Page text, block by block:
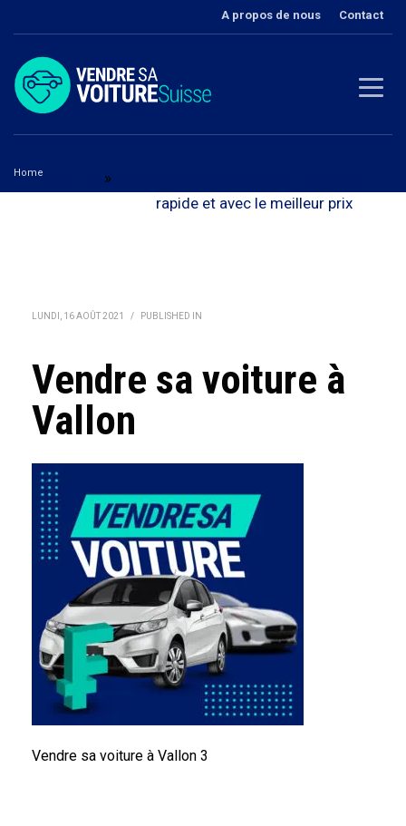
A propos de nous Contact
Home »
rapide et avec le meilleur prix
LUNDI, 16 AOÛT 2021 / PUBLISHED IN
Vendre sa voiture à
Vallon
Vendre sa voiture à Vallon 3